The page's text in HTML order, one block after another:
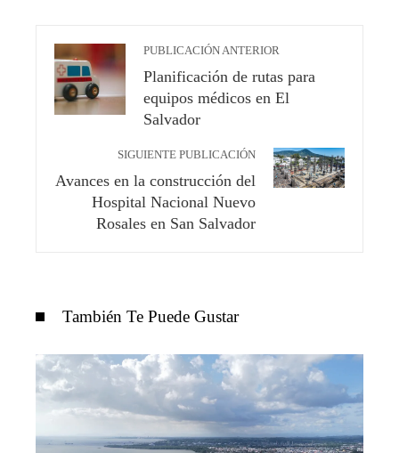
PUBLICACIÓN ANTERIOR
Planificación de rutas para
equipos médicos en El
Salvador
SIGUIENTE PUBLICACIÓN
Avances en la construcción del
Hospital Nacional Nuevo
Rosales en San Salvador
También Te Puede Gustar